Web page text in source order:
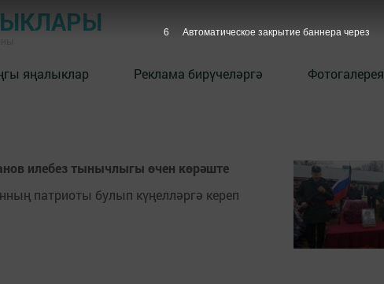
яңалыклар Реклама бирүчеләргә Фотогалерея
илебез тынычлыгы өчен көрәште
патриоты булып күңелләргә кереп
5 Автоматическое закрытие баннера через